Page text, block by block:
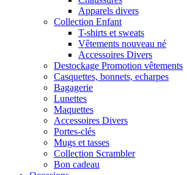
Apparels divers
Collection Enfant
T-shirts et sweats
Vêtements nouveau né
Accessoires Divers
Destockage Promotion vêtements
Casquettes, bonnets, echarpes
Bagagerie
Lunettes
Maquettes
Accessoires Divers
Portes-clés
Mugs et tasses
Collection Scrambler
Bon cadeau